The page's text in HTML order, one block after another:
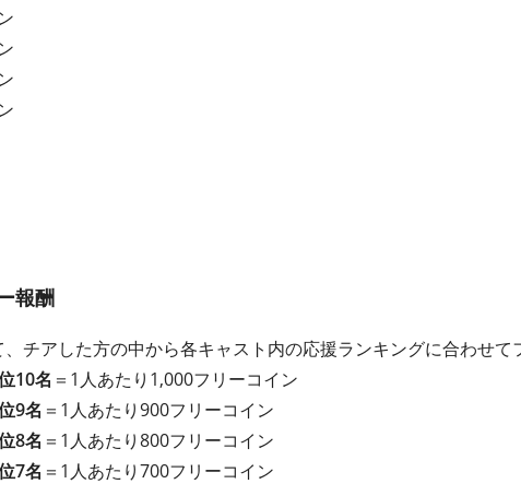
報酬
チアした方の中から各キャスト内の応援ランキングに合わせて
10名 ＝1人あたり1,000フリーコイン
9名 ＝1人あたり900フリーコイン
8名 ＝1人あたり800フリーコイン
7名 ＝1人あたり700フリーコイン